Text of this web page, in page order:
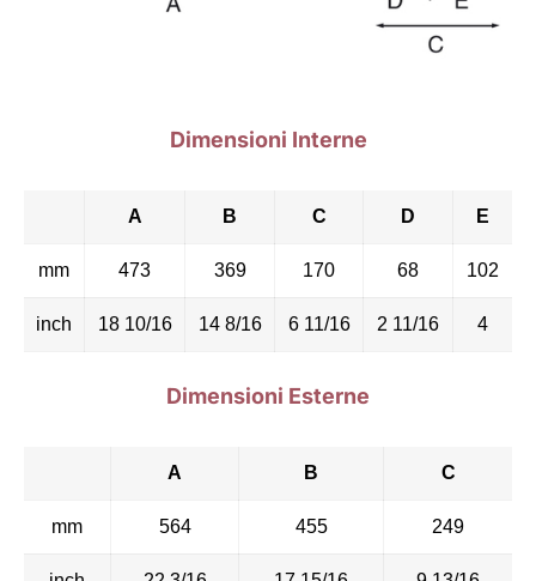
Dimensioni Interne
A B C D E
mm 473 369 170 68 102
inch 18 10/16 14 8/16 6 11/16 2 11/16 4
Dimensioni Esterne
A B C
mm 564 455 249